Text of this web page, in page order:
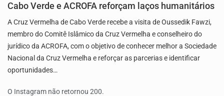
Cabo Verde e ACROFA reforçam laços humanitários
A Cruz Vermelha de Cabo Verde recebe a visita de Oussedik Fawzi,
membro do Comitê Islâmico da Cruz Vermelha e conselheiro do
jurídico da ACROFA, com o objetivo de conhecer melhor a Sociedade
Nacional da Cruz Vermelha e reforçar as parcerias e identificar
oportunidades…
O Instagram não retornou 200.